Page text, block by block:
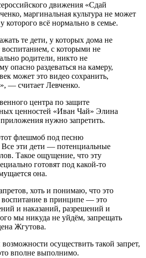
движения «Сдай
маргинальная культура не может
которого всё нормально в семье.
те дети, у которых дома не
воспитанием, с которыми не
родители, никто не
опасно раздеваться на камеру,
может это видео сохранить,
— считает Левченко.
центра по защите
ценностей «Иван Чай» Элина
нужно запретить.
флешмоб под песню
эти дети — потенциальные
Такое ощущение, что эту
готовят под какой-то
она.
хоть и понимаю, что это
в принципе — это
и наказаний, разрешений и
мы никуда не уйдём, запрещать
Жгутова.
осуществить такой запрет,
вполне выполнимо.